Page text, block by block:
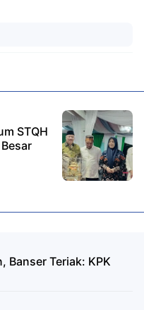
STQH
Banser Teriak: KPK